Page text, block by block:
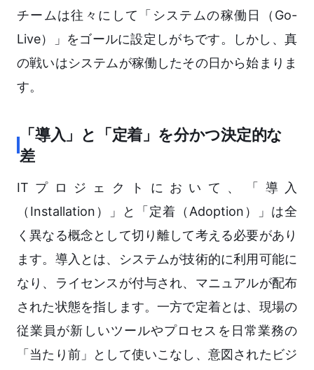
チームは往々にして「システムの稼働日（Go-
Live）」をゴールに設定しがちです。しかし、真
の戦いはシステムが稼働したその日から始まりま
す。
「導入」と「定着」を分かつ決定的な
差
ITプロジェクトにおいて、「導入
（Installation）」と「定着（Adoption）」は全
く異なる概念として切り離して考える必要があり
ます。導入とは、システムが技術的に利用可能に
なり、ライセンスが付与され、マニュアルが配布
された状態を指します。一方で定着とは、現場の
従業員が新しいツールやプロセスを日常業務の
「当たり前」として使いこなし、意図されたビジ